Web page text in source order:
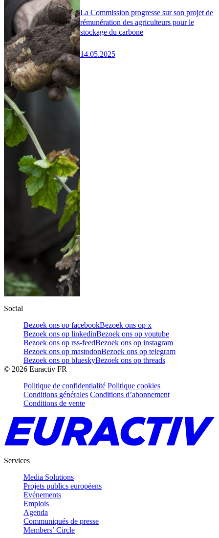
La Commission progresse sur son projet de
rémunération des agriculteurs pour le
stockage du carbone
14.05.2025
Social
Bezoek ons op facebookBezoek ons op x
Bezoek ons op linkedinBezoek ons op youtube
Bezoek ons op rss-feedBezoek ons op instagram
Bezoek ons op mastodonBezoek ons op telegram
Bezoek ons op blueskyBezoek ons op threads
© 2026 Euractiv FR
Politique de confidentialité Politique cookies
Conditions générales Conditions d’abonnement
Conditions de vente
Services
Media Solutions
Projets publics européens
Evénements
Emplois
Agenda
Communiqués de presse
Members’ Circle